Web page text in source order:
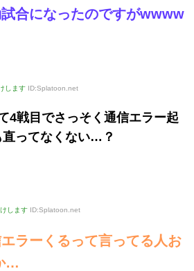
合になったのですがwwww
します ID:Splatoon.net
4戦目でさっそく通信エラー起
ってなくない…？
します ID:Splatoon.net
ラーくるって言ってる人お
…